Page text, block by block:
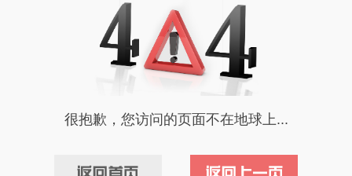
很抱歉，您访问的页面不在地球上...